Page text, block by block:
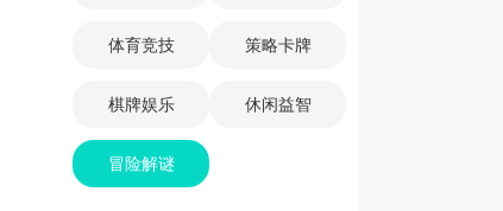
体育竞技 策略卡牌
棋牌娱乐 休闲益智
冒险解谜